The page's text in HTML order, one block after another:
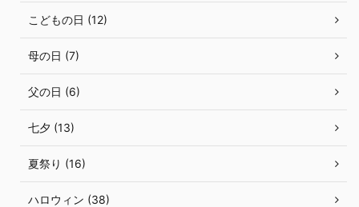
こどもの日 (12)
母の日 (7)
父の日 (6)
七夕 (13)
夏祭り (16)
ハロウィン (38)